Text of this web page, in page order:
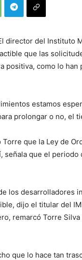
director del Instituto
que las
positiva, como lo
estamos
prolongar o no, el
Torre que la Ley de
señala que el
los desarrolladores
dijo el titular del
remarcó Torre
que lo hace tan